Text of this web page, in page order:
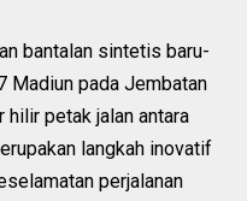
bantalan sintetis baru-
Madiun pada Jembatan
petak jalan antara
langkah inovatif
perjalanan